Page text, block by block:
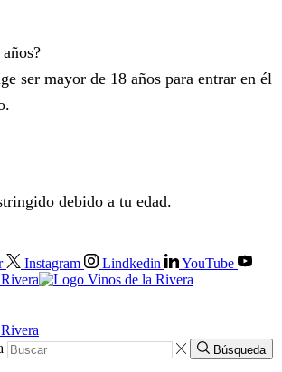
ser mayor de 18 años para entrar en él
debido a tu edad.
Instagram Lindkedin YouTube
Búsqueda